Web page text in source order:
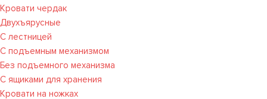
Кровати чердак
Двухъярусные
С лестницей
С подъемным механизмом
Без подъемного механизма
С ящиками для хранения
Кровати на ножках